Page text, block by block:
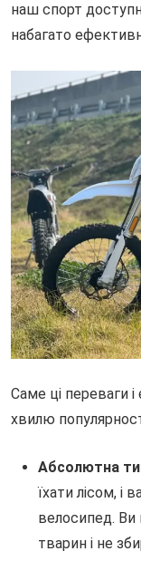
наш спорт
набагато
Саме ці переваги
хвилю
Абсолютна
їхати лісом, і
велосипед. Ви
тварин і не